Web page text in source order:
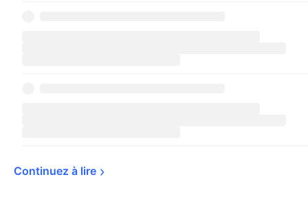
Continuez à lire